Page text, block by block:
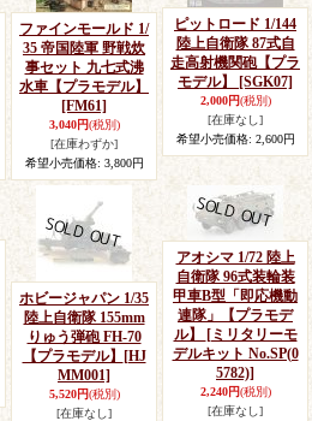
ファインモールド 1/
35 帝国陸軍 野戦炊
事セット 九七式沸
水車【プラモデル】
[FM61]
3,040円(税別)
[在庫わずか]
希望小売価格: 3,800円
ピットロード 1/144
陸上自衛隊 87式自
走高射機関砲【プラ
モデル】
[SGK07]
2,000円(税別)
[在庫なし]
希望小売価格: 2,600円
ホビージャパン 1/35
陸上自衛隊 155mm
りゅう弾砲 FH-70
【プラモデル】
[HJ
MM001]
5,520円(税別)
[在庫なし]
アオシマ 1/72 陸上
自衛隊 96式装輪装
甲車B型「即応機動
連隊」【プラモデ
ル】
[ミリタリーモ
デルキット No.SP(0
5782)]
2,240円(税別)
[在庫なし]